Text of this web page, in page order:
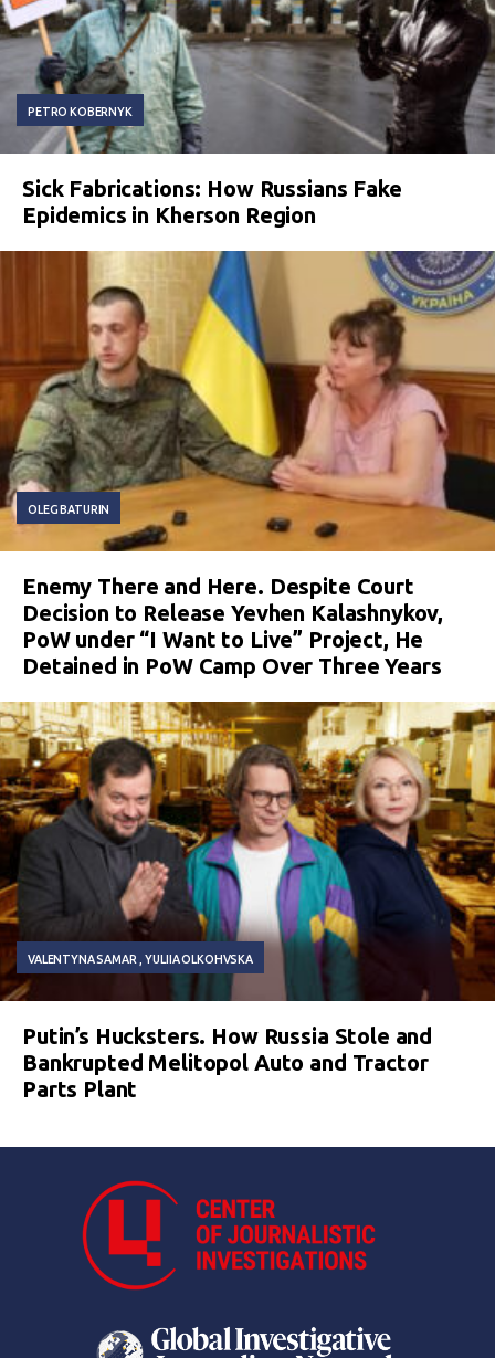
PETRO KOBERNYK
Sick Fabrications: How Russians Fake
Epidemics in Kherson Region
OLEG BATURIN
Enemy There and Here. Despite Court
Decision to Release Yevhen Kalashnykov,
PoW under “I Want to Live” Project, He
Detained in PoW Camp Over Three Years
VALENTYNA SAMAR YULIIA OLKOHVSKA
Putin’s Hucksters. How Russia Stole and
Bankrupted Melitopol Auto and Tractor
Parts Plant